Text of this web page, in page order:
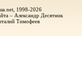
1998-2026
– Александр Десятник
Тимофеев